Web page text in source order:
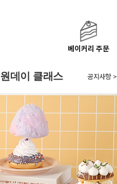
베이커리 주문
원데이 클래스 공지사항 >